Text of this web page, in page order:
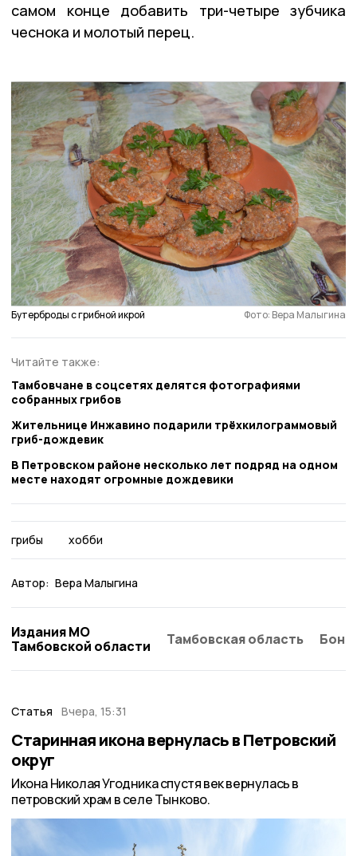
самом конце добавить три-четыре зубчика
чеснока и молотый перец.
Бутерброды с грибной икрой Фото: Вера Малыгина
Читайте также:
Тамбовчане в соцсетях делятся фотографиями
собранных грибов
Жительнице Инжавино подарили трёхкилограммовый
гриб-дождевик
В Петровском районе несколько лет подряд на одном
месте находят огромные дождевики
грибы хобби
Автор: Вера Малыгина
Издания МО
Тамбовской области
Тамбовская область
Статья Вчера, 15:31
Старинная икона вернулась в Петровский
округ
Икона Николая Угодника спустя век вернулась в
петровский храм в селе Тынково.